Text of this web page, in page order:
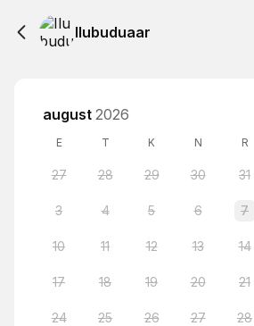
Ilubuduaar
august 2026
E T K N R
27 28 29 30 31
3 4 5 6 7
10 11 12 13 14
17 18 19 20 21
24 25 26 27 28